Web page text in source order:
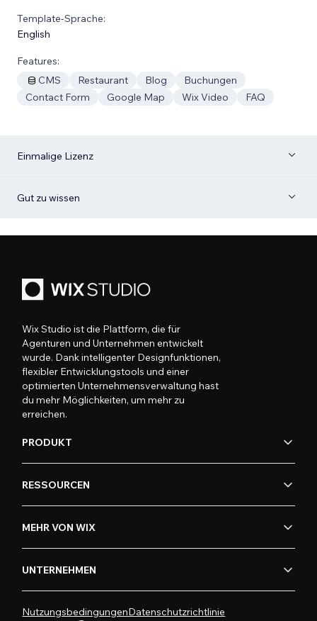
Template-Sprache:
English
Features:
CMS
Restaurant Blog
Buchungen
Contact Form
Google Map Wix Video FAQ
Einmalige Lizenz
Gut zu wissen
Wix Studio ist die Plattform, die für
Agenturen und Unternehmen entwickelt
wurde. Dank intelligenter Designfunktionen,
flexibler Entwicklungstools und einer
optimierten Unternehmensverwaltung hast
du mehr Möglichkeiten, um mehr zu
erreichen.
PRODUKT
RESSOURCEN
MEHR VON WIX
UNTERNEHMEN
NutzungsbedingungenDatenschutzrichtlinie